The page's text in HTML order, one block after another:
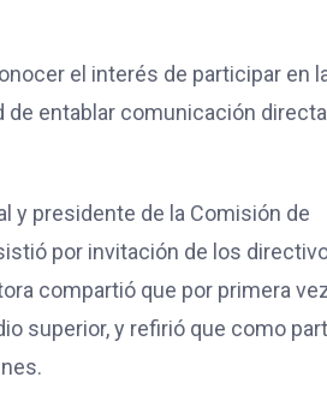
el interés de participar en
entablar comunicación
y presidente de la Comisión de
por invitación de los
compartió que por primera
superior, y refirió que como